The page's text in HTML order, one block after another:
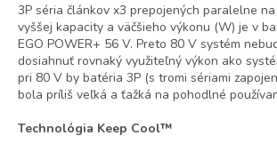
3P séria článkov x3 prepojených paralelne
vyššej kapacity a väčšieho výkonu (W) je v
EGO POWER+ 56 V. Preto 80 V systém
dosiahnuť rovnaký využiteľný výkon ako
pri 80 V by batéria 3P (s tromi sériami
bola príliš veľká a ťažká na pohodlné
Technológia Keep Cool™